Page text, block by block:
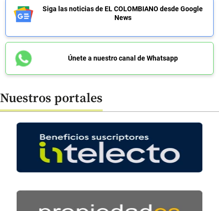
Siga las noticias de EL COLOMBIANO desde Google
News
Únete a nuestro canal de Whatsapp
Nuestros portales